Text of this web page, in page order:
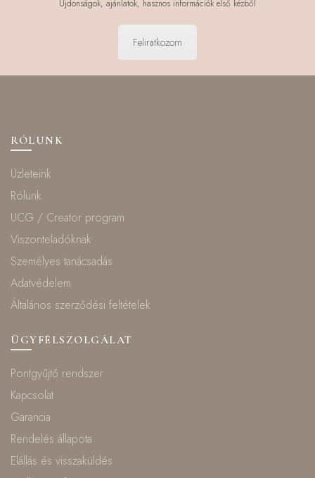
Újdonságok, ajánlatok, hasznos információk első kézből
Feliratkozom
RÓLUNK
Üzleteink
Rólunk
UCG / Creator program
Viszonteladóknak
Személyes tanácsadás
Adatvédelem
Általános szerződési feltételek
ÜGYFÉLSZOLGÁLAT
Pontgyűjtő rendszer
Kapcsolat
Garancia
Rendelés állapota
Elállás és visszaküldés